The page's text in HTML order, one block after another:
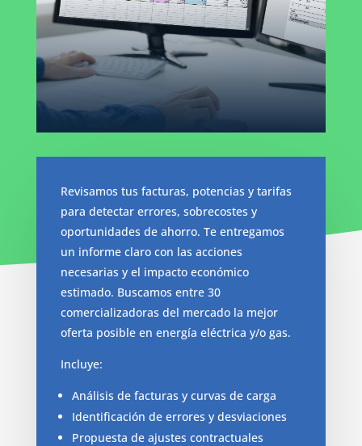
Revisamos tus facturas, potencias y tarifas
para detectar errores, sobrecostes y
oportunidades de ahorro. Te entregamos
un informe claro con las acciones
necesarias y el impacto económico
estimado. Buscamos entre 30
comercializadoras del mercado la mejor
oferta posible en energía eléctrica y/o gas.
Incluye:
Análisis de facturas y curvas de carga
Identificación de errores y desviaciones
Propuesta de ajustes contractuales